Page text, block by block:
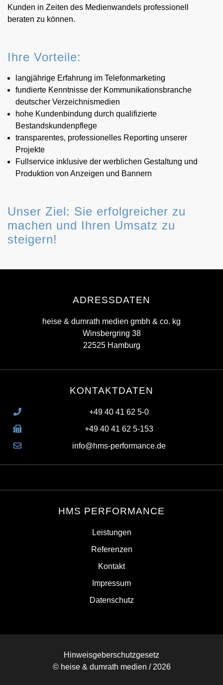
Kunden in Zeiten des Medienwandels professionell
beraten zu können.
Ihre Vorteile:
langjährige Erfahrung im Telefonmarketing
fundierte Kenntnisse der Kommunikationsbranche
deutscher Verzeichnismedien
hohe Kundenbindung durch qualifizierte
Bestandskundenpflege
transparentes, professionelles Reporting unserer
Projekte
Fullservice inklusive der werblichen Gestaltung und
Produktion von Anzeigen und Bannern
Unser Ziel: Sie erfolgreicher zu
machen und Ihren Umsatz zu
steigern!
ADRESSDATEN
heise & dumrath medien gmbh & co. kg
Winsbergring 38
22525 Hamburg
KONTAKTDATEN
+49 40 41 62 5-0
+49 40 41 62 5-153
info@hms-performance.de
HMS PERFORMANCE
Leistungen
Referenzen
Kontakt
Impressum
Datenschutz
Hinweisgeberschutzgesetz
© heise & dumrath medien / 2026